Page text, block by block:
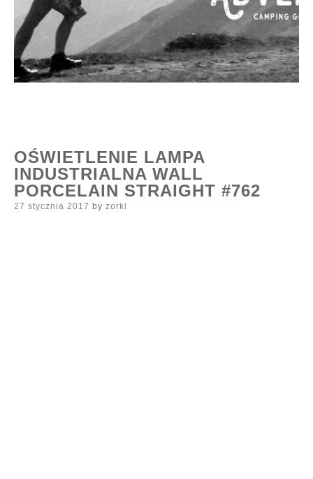
OŚWIETLENIE LAMPA
INDUSTRIALNA WALL
PORCELAIN STRAIGHT #762
Posted
27 stycznia 2017 by zorki